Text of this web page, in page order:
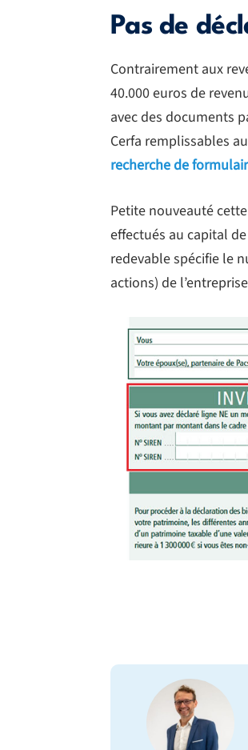
Pas de
Contrairement aux
40.000 euros de
avec des documents
Cerfa remplissables
recherche de
Petite nouveauté
effectués au capital
redevable spécifie le
actions) de